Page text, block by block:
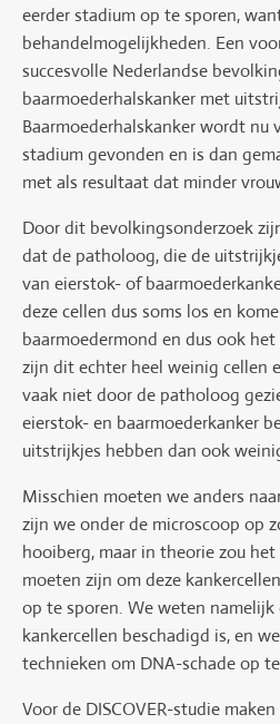
eerder stadium op te sporen,
behandelmogelijkheden. Een
succesvolle Nederlandse
baarmoederhalskanker met
Baarmoederhalskanker wordt nu
stadium gevonden en is dan
met als resultaat dat minder
Door dit bevolkingsonderzoek
dat de patholoog, die de
van eierstok- of
deze cellen dus soms los en
baarmoedermond en dus ook
zijn dit echter heel weinig cellen
vaak niet door de patholoog
eierstok- en baarmoederkanker
uitstrijkjes hebben dan ook
Misschien moeten we anders
zijn we onder de microscoop op
hooiberg, maar in theorie zou
moeten zijn om deze
op te sporen. We weten
kankercellen beschadigd is, en
technieken om DNA-schade op
Voor de DISCOVER-studie